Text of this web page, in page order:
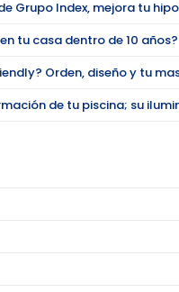
Grupo Index, mejora tu
tu casa dentro de 10 años?
Orden, diseño y tu
de tu piscina; su